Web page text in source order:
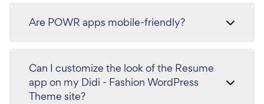
Are POWR apps mobile-friendly?
Can I customize the look of the Resume
app on my Didi - Fashion WordPress
Theme site?